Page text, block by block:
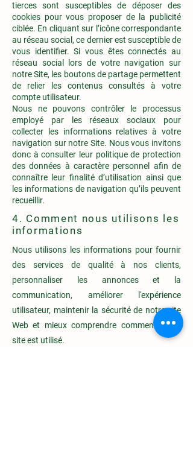
tierces sont susceptibles de déposer des
cookies pour vous proposer de la publicité
ciblée. En cliquant sur l’icône correspondante
au réseau social, ce dernier est susceptible de
vous identifier. Si vous êtes connectés au
réseau social lors de votre navigation sur
notre Site, les boutons de partage permettent
de relier les contenus consultés à votre
compte utilisateur.
Nous ne pouvons contrôler le processus
employé par les réseaux sociaux pour
collecter les informations relatives à votre
navigation sur notre Site. Nous vous invitons
donc à consulter leur politique de protection
des données à caractère personnel afin de
connaître leur finalité d’utilisation ainsi que
les informations de navigation qu’ils peuvent
recueillir.
4. Comment nous utilisons les
informations
Nous utilisons les informations pour fournir
des services de qualité à nos clients,
personnaliser les annonces et la
communication, améliorer l'expérience
utilisateur, maintenir la sécurité de notre site
Web et mieux comprendre comment notre
site est utilisé.